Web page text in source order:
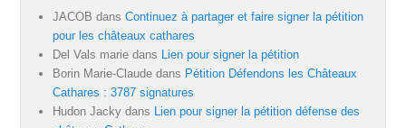
JACOB dansContinuez à partager et faire signer la pétition
pour les châteaux cathares
Del Vals marie dans
Lien pour signer la pétition
Borin Marie-Claude dans Pétition Défendons les Châteaux
Cathares : 3787 signatures
Hudon Jacky dans
Lien pour signer la pétition défense des